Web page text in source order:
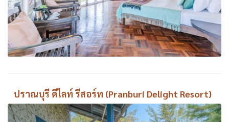
ปราณบุรี ดีไลท์ รีสอร์ท (Pranburi Delight Resort)